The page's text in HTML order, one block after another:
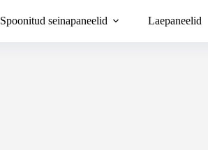
Spoonitud seinapaneelid Laepaneelid